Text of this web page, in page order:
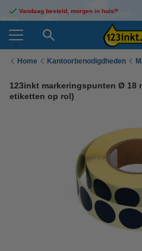
Vandaag besteld, morgen in huis!*
Home Kantoorbenodigdheden
123inkt markeringspunten Ø 18
etiketten op rol)